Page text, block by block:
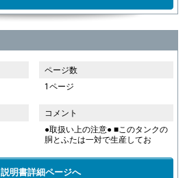
ページ数
1ページ
コメント
●取扱い上の注意● ■このタンクの
胴とふたは一対で生産してお
説明書詳細ページへ